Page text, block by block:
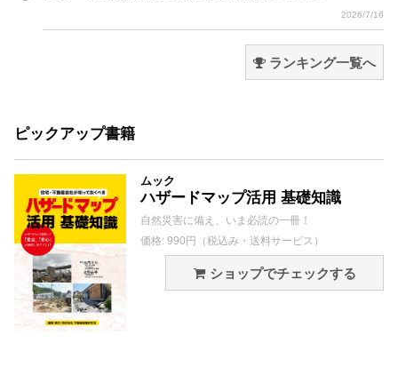
2026/7/16
ランキング一覧へ
ピックアップ書籍
ムック
ハザードマップ活用 基礎知識
自然災害に備え、いま必読の一冊！
価格: 990円（税込み・送料サービス）
ショップでチェックする